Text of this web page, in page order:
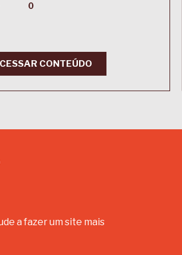
0
CONTEÚDO
a fazer um site mais